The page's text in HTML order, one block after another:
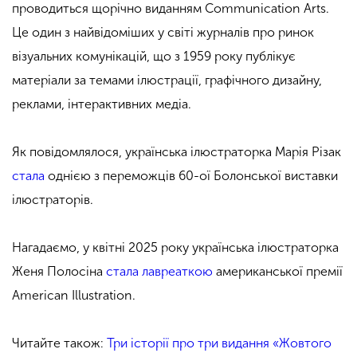
проводиться щорічно виданням Communication Arts.
Це один з найвідоміших у світі журналів про ринок
візуальних комунікацій, що з 1959 року публікує
матеріали за темами ілюстрації, графічного дизайну,
реклами, інтерактивних медіа.
Як повідомлялося, українська ілюстраторка Марія Різак
стала однією з переможців 60-ої Болонської виставки
ілюстраторів.
Нагадаємо, у квітні 2025 року українська ілюстраторка
Женя Полосіна стала лавреаткою американської премії
American Illustration.
Читайте також: Три історії про три видання «Жовтого